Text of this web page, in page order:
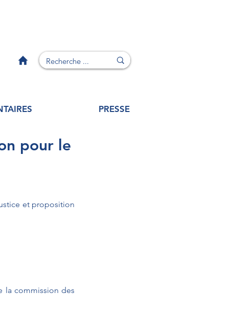
PRESSE
pour le
et proposition
la commission des